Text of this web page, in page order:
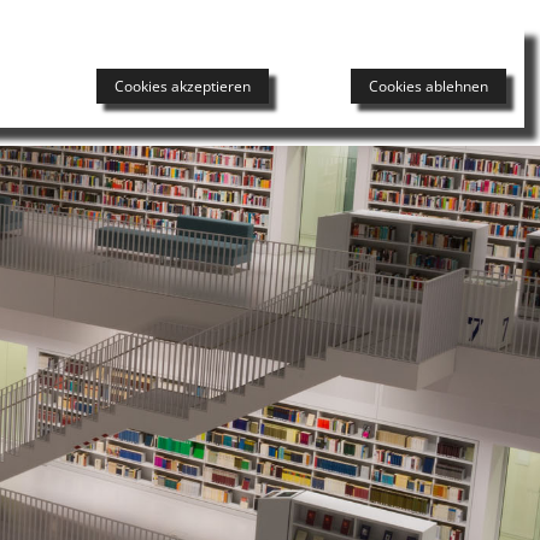
Cookies ablehnen
Cookies akzeptieren
DAS HERNIENZENTRUM UNSER TEAM NEWS